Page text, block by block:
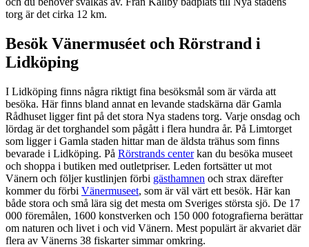
torg är det cirka 12 km.
Besök Vänermuséet och Rörstrand i
Lidköping
I Lidköping finns några riktigt fina besöksmål som är värda att
besöka. Här finns bland annat en levande stadskärna där Gamla
Rådhuset ligger fint på det stora Nya stadens torg. Varje onsdag och
lördag är det torghandel som pågått i flera hundra år. På Limtorget
som ligger i Gamla staden hittar man de äldsta trähus som finns
bevarade i Lidköping. På Rörstrands centerkan du besöka museet
och shoppa i butiken med outletpriser. Leden fortsätter ut mot
Vänern och följer kustlinjen förbi gästhamnen och strax därefter
kommer du förbi Vänermuseet, som är väl värt ett besök. Här kan
både stora och små lära sig det mesta om Sveriges största sjö. De 17
000 föremålen, 1600 konstverken och 150 000 fotografierna berättar
om naturen och livet i och vid Vänern. Mest populärt är akvariet där
flera av Vänerns 38 fiskarter simmar omkring.